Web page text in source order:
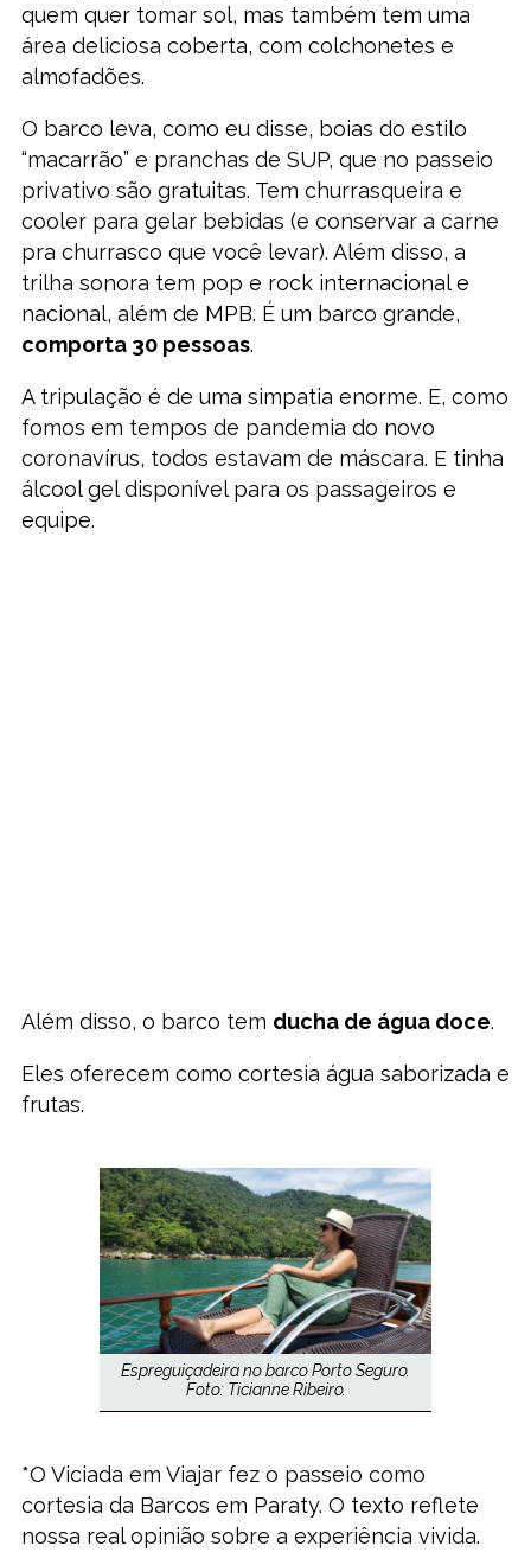
quem quer tomar sol, mas também tem uma
área deliciosa coberta, com colchonetes e
almofadões.
O barco leva, como eu disse, boias do estilo
“macarrão” e pranchas de SUP, que no passeio
privativo são gratuitas. Tem churrasqueira e
cooler para gelar bebidas (e conservar a carne
pra churrasco que você levar). Além disso, a
trilha sonora tem pop e rock internacional e
nacional, além de MPB. É um barco grande,
comporta 30 pessoas.
A tripulação é de uma simpatia enorme. E, como
fomos em tempos de pandemia do novo
coronavírus, todos estavam de máscara. E tinha
álcool gel disponível para os passageiros e
equipe.
Além disso, o barco tem ducha de água doce.
Eles oferecem como cortesia água saborizada e
frutas.
Espreguiçadeira no barco Porto Seguro.
Foto: Ticianne Ribeiro.
*O Viciada em Viajar fez o passeio como
cortesia da Barcos em Paraty. O texto reflete
nossa real opinião sobre a experiência vivida.